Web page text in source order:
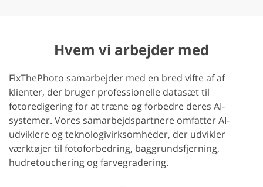
Hvem vi arbejder med
FixThePhoto samarbejder med en bred vifte af af
klienter, der bruger professionelle datasæt til
fotoredigering for at træne og forbedre deres AI-
systemer. Vores samarbejdspartnere omfatter AI-
udviklere og teknologivirksomheder, der udvikler
værktøjer til fotoforbedring, baggrundsfjerning,
hudretouchering og farvegradering.